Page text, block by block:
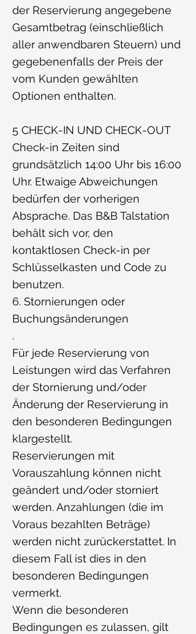
der Reservierung angegebene
Gesamtbetrag (einschließlich
aller anwendbaren Steuern) und
gegebenenfalls der Preis der
vom Kunden gewählten
Optionen enthalten.
5 CHECK-IN UND CHECK-OUT
Check-in Zeiten sind
grundsätzlich 14:00 Uhr bis 16:00
Uhr. Etwaige Abweichungen
bedürfen der vorherigen
Absprache. Das B&B Talstation
behält sich vor, den
kontaktlosen Check-in per
Schlüsselkasten und Code zu
benutzen.
6. Stornierungen oder
Buchungsänderungen
.
Für jede Reservierung von
Leistungen wird das Verfahren
der Stornierung und/oder
Änderung der Reservierung in
den besonderen Bedingungen
klargestellt.
Reservierungen mit
Vorauszahlung können nicht
geändert und/oder storniert
werden. Anzahlungen (die im
Voraus bezahlten Beträge)
werden nicht zurückerstattet. In
diesem Fall ist dies in den
besonderen Bedingungen
vermerkt.
Wenn die besonderen
Bedingungen es zulassen, gilt